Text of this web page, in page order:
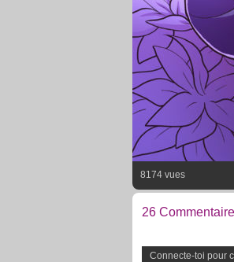
8174 vues
26
Connecte-toi pour